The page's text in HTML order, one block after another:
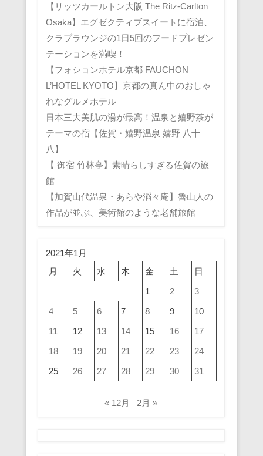
【リッツカールトン大阪 The Ritz-Carlton
Osaka】エグゼクティブスイートに宿泊、
クラブラウンジの1日5回のフードプレゼン
テーションを満喫！
【フォションホテル京都 FAUCHON
L’HOTEL KYOTO】京都の真ん中のおしゃ
れなグルメホテル
日本三大美肌の湯が最高！温泉と嬉野茶が
テーマの宿【佐賀・嬉野温泉 嬉野 八十
八】
【 御宿 竹林亭】素晴らしすぎる佐賀の旅
館
【加賀山代温泉・あらや滔々庵】魯山人の
作品が並ぶ、美術館のような老舗旅館
2021年1月
月
火 水 木 金 土
日
1
2
3
4
5 6 7 8 9
10
11
12 13 14 15 16
17
18
19 20 21 22 23
24
25
26 27 28 29 30 31
« 12月 2月 »